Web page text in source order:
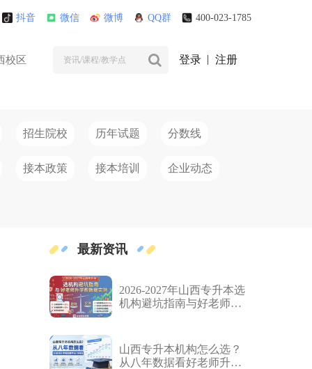
抖音 微信 微博 QQ群 400-023-1785
校区 登录 注册
招生院校 历年试题 分数线
接本政策 接本培训 企业动态
最新资讯
2026-2027年山西专升本选
机构避坑指南与好老师升
山西专升本机构怎么选？
从八年数据看好老师升学